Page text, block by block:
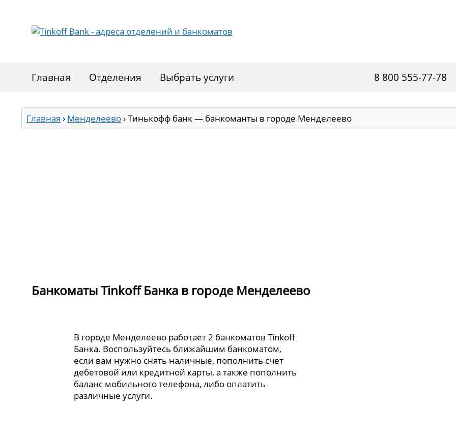
Главная Отделения Выбрать услуги 8 800 555-77-78
Главная › Менделеево›Тинькофф банк — банкоманты в городе Менделеево
Банкоматы Tinkoff Банка в городе Менделеево
В городе Менделеево работает 2 банкоматов Tinkoff
Банка. Воспользуйтесь ближайшим банкоматом,
если вам нужно снять наличные, пополнить счет
дебетовой или кредитной карты, а также пополнить
баланс мобильного телефона, либо оплатить
различные услуги.